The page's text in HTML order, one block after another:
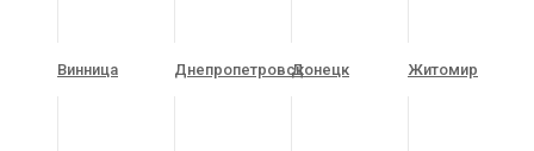
Винница ДнепропетровскДонецк Житомир